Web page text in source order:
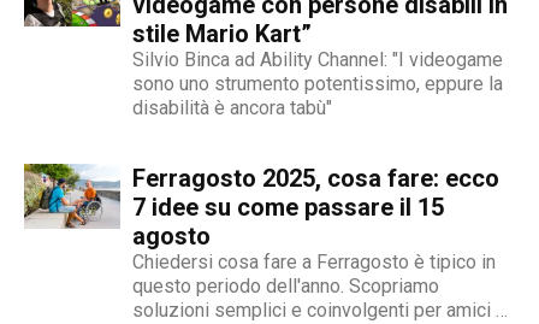
settembre 2001,...
stile Mario Kart”
Silvio Binca ad Ability Channel: "I videogame
sono uno strumento potentissimo, eppure la
disabilità è ancora tabù"
Ferragosto 2025, cosa fare: ecco
7 idee su come passare il 15
agosto
Chiedersi cosa fare a Ferragosto è tipico in
questo periodo dell'anno. Scopriamo
soluzioni semplici e coinvolgenti per amici e